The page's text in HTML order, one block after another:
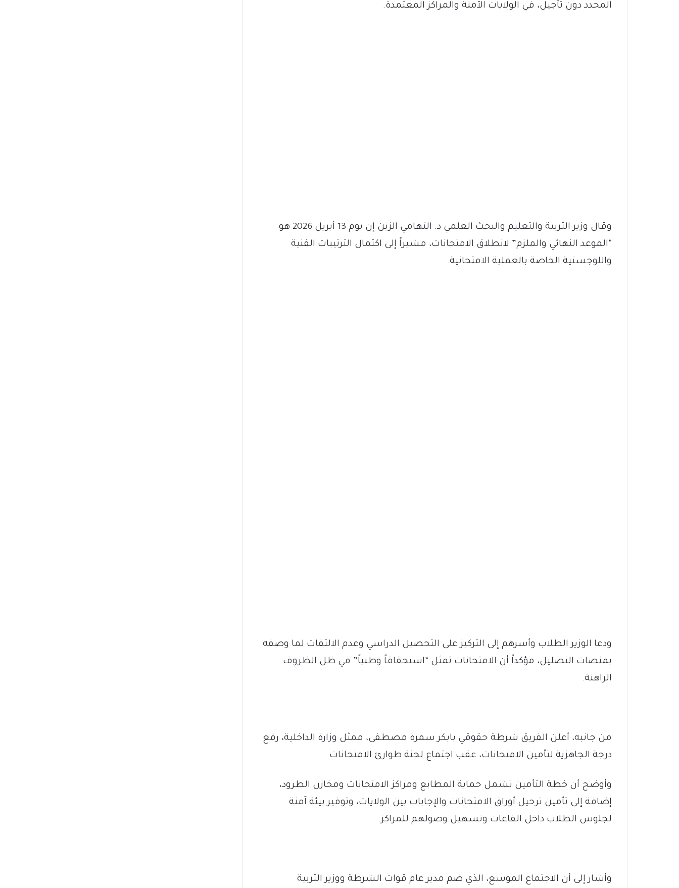
المحدد دون تأجيل، في الولايات الآمنة والمراكز المعتمدة.
وقال وزير التربية والتعليم والبحث العلمي د. التهامي الزين إن يوم 13 أبريل 2026 هو
“الموعد النهائي والملزم” لانطلاق الامتحانات، مشيراً إلى اكتمال الترتيبات الفنية
واللوجستية الخاصة بالعملية الامتحانية.
ودعا الوزير الطلاب وأسرهم إلى التركيز على التحصيل الدراسي وعدم الالتفات لما وصفه
بمنصات التضليل، مؤكداً أن الامتحانات تمثل “استحقاقاً وطنياً” في ظل الظروف
الراهنة.
من جانبه، أعلن الفريق شرطة حقوقي بابكر سمرة مصطفى، ممثل وزارة الداخلية، رفع
درجة الجاهزية لتأمين الامتحانات، عقب اجتماع لجنة طوارئ الامتحانات.
وأوضح أن خطة التأمين تشمل حماية المطابع ومراكز الامتحانات ومخازن الطرود،
إضافة إلى تأمين ترحيل أوراق الامتحانات والإجابات بين الولايات، وتوفير بيئة آمنة
لجلوس الطلاب داخل القاعات وتسهيل وصولهم للمراكز.
وأشار إلى أن الاجتماع الموسع، الذي ضم مدير عام قوات الشرطة ووزير التربية